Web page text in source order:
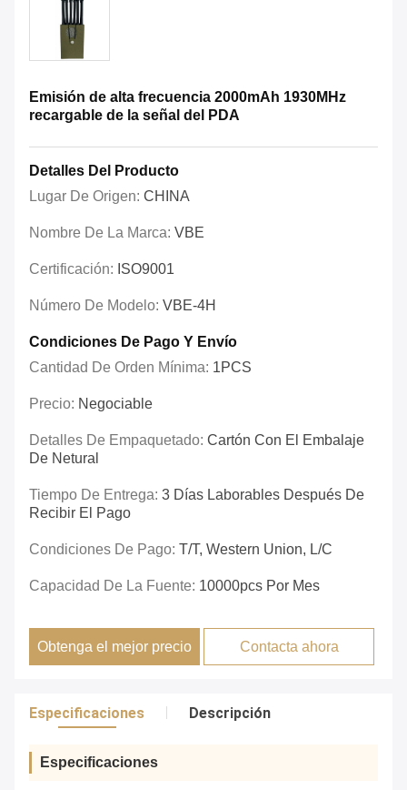
Emisión de alta frecuencia 2000mAh 1930MHz
recargable de la señal del PDA
Detalles Del Producto
Lugar De Origen: CHINA
Nombre De La Marca: VBE
Certificación: ISO9001
Número De Modelo: VBE-4H
Condiciones De Pago Y Envío
Cantidad De Orden Mínima: 1PCS
Precio: Negociable
Detalles De Empaquetado: Cartón Con El Embalaje
De Netural
Tiempo De Entrega: 3 Días Laborables Después De
Recibir El Pago
Condiciones De Pago: T/T, Western Union, L/C
Capacidad De La Fuente: 10000pcs Por Mes
Obtenga el mejor precio Contacta ahora
Especificaciones Descripción
Especificaciones